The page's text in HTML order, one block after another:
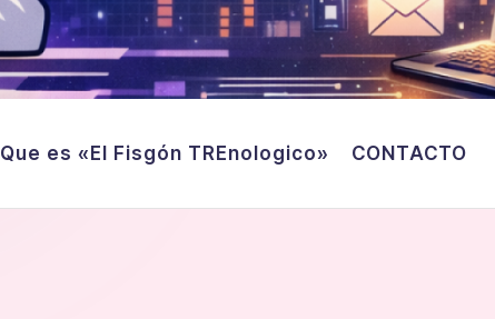
Que es «El Fisgón TREnologico» CONTACTO